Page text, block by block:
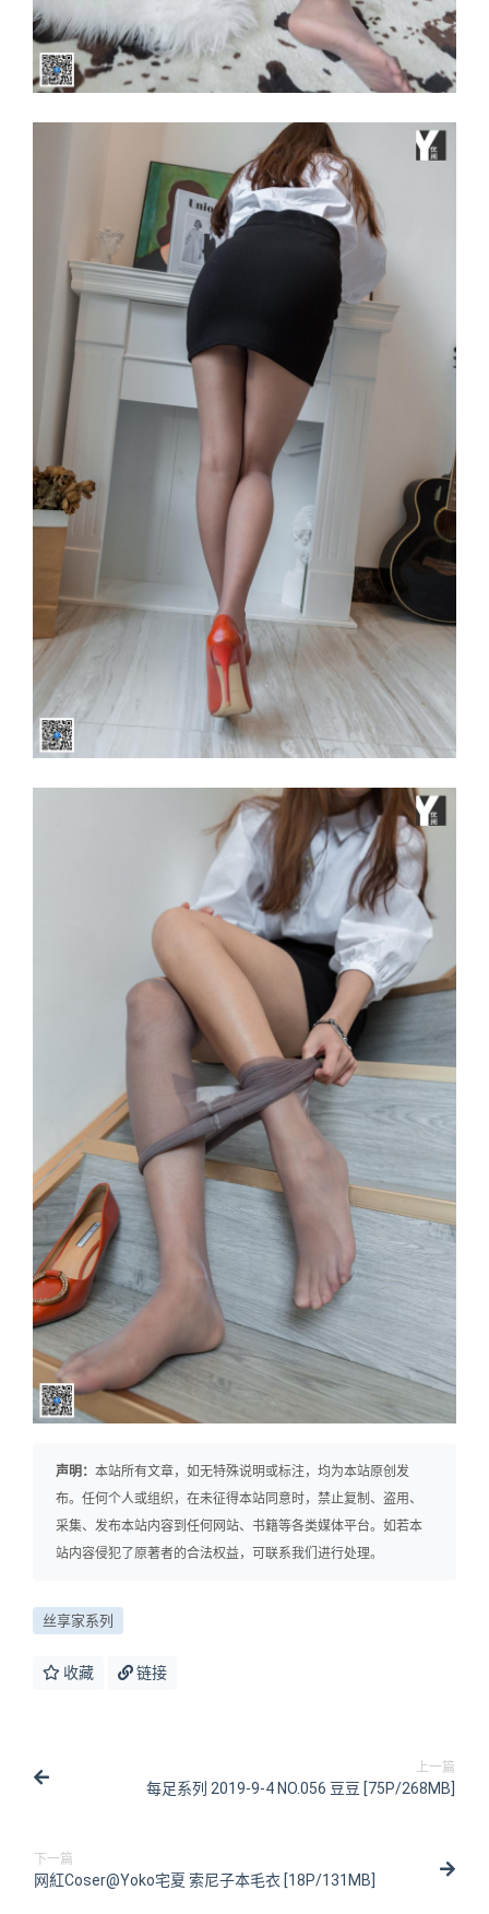
声明： 本站所有文章，如无特殊说明或标注，均为本站原创发
布。任何个人或组织，在未征得本站同意时，禁止复制、盗用、
采集、发布本站内容到任何网站、书籍等各类媒体平台。如若本
站内容侵犯了原著者的合法权益，可联系我们进行处理。
丝享家系列
收藏 链接
上一篇
每足系列 2019-9-4 NO.056 豆豆 [75P/268MB]
下一篇
网紅Coser@Yoko宅夏 索尼子本毛衣 [18P/131MB]